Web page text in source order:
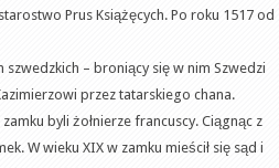
Prus Książęcych. Po roku 1517 od
– broniący się w nim Szwedzi
przez tatarskiego chana.
byli żołnierze francuscy. Ciągnąc z
W wieku XIX w zamku mieścił się sąd i